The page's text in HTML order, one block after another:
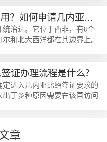
几内亚比绍绿卡有什么用？如何申请几内亚比绍绿卡？
治过。它位于西非，有8个
和北大西洋都在其边界上。
证办理流程是什么？
进入几内亚比绍签证要求的
于多种原因需要在该国访问
章